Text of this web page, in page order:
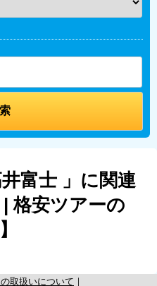
富士 」に関連
格安ツアーの
取扱いについて ｜